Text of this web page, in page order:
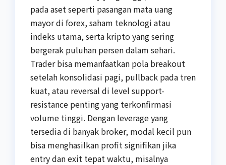
pada aset seperti pasangan mata uang
mayor di forex, saham teknologi atau
indeks utama, serta kripto yang sering
bergerak puluhan persen dalam sehari.
Trader bisa memanfaatkan pola breakout
setelah konsolidasi pagi, pullback pada tren
kuat, atau reversal di level support-
resistance penting yang terkonfirmasi
volume tinggi. Dengan leverage yang
tersedia di banyak broker, modal kecil pun
bisa menghasilkan profit signifikan jika
entry dan exit tepat waktu, misalnya